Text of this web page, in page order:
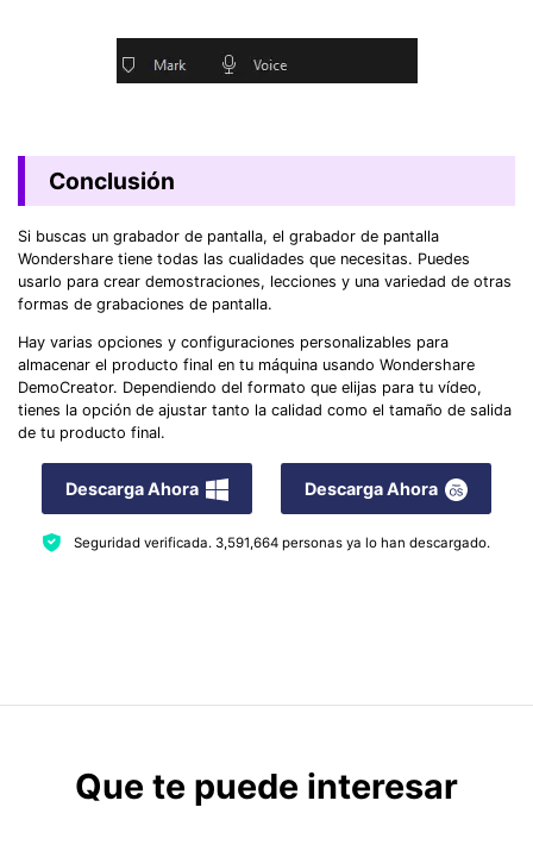
Conclusión
Si buscas un grabador de pantalla, el grabador de pantalla
Wondershare tiene todas las cualidades que necesitas. Puedes
usarlo para crear demostraciones, lecciones y una variedad de otras
formas de grabaciones de pantalla.
Hay varias opciones y configuraciones personalizables para
almacenar el producto final en tu máquina usando Wondershare
DemoCreator. Dependiendo del formato que elijas para tu vídeo,
tienes la opción de ajustar tanto la calidad como el tamaño de salida
de tu producto final.
Descarga Ahora Descarga Ahora
Seguridad verificada. 3,591,664personas ya lo han descargado.
Que te puede interesar